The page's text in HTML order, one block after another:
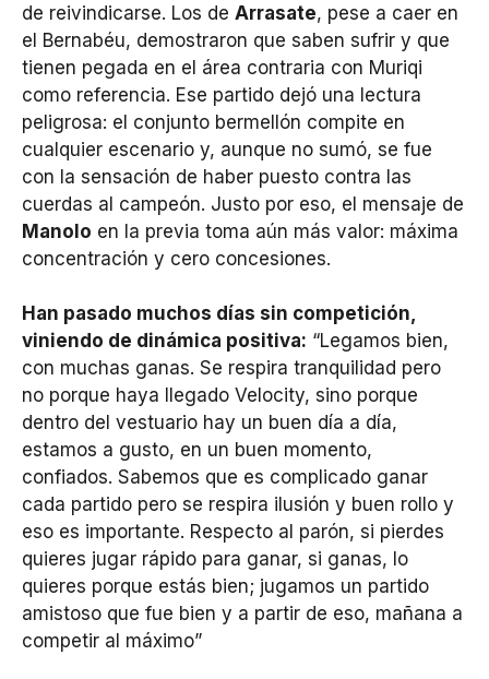
de reivindicarse. Los de Arrasate, pese a caer en
el Bernabéu, demostraron que saben sufrir y que
tienen pegada en el área contraria con Muriqi
como referencia. Ese partido dejó una lectura
peligrosa: el conjunto bermellón compite en
cualquier escenario y, aunque no sumó, se fue
con la sensación de haber puesto contra las
cuerdas al campeón. Justo por eso, el mensaje de
Manolo en la previa toma aún más valor: máxima
concentración y cero concesiones.
Han pasado muchos días sin competición,
viniendo de dinámica positiva: “Legamos bien,
con muchas ganas. Se respira tranquilidad pero
no porque haya llegado Velocity, sino porque
dentro del vestuario hay un buen día a día,
estamos a gusto, en un buen momento,
confiados. Sabemos que es complicado ganar
cada partido pero se respira ilusión y buen rollo y
eso es importante. Respecto al parón, si pierdes
quieres jugar rápido para ganar, si ganas, lo
quieres porque estás bien; jugamos un partido
amistoso que fue bien y a partir de eso, mañana a
competir al máximo”